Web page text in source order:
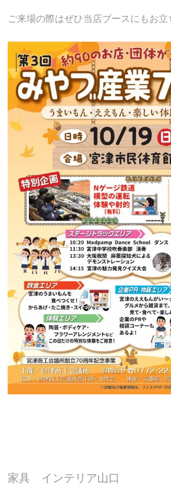
ご来場の際はぜひ当店ブースにもお立
家具 インテリア山口